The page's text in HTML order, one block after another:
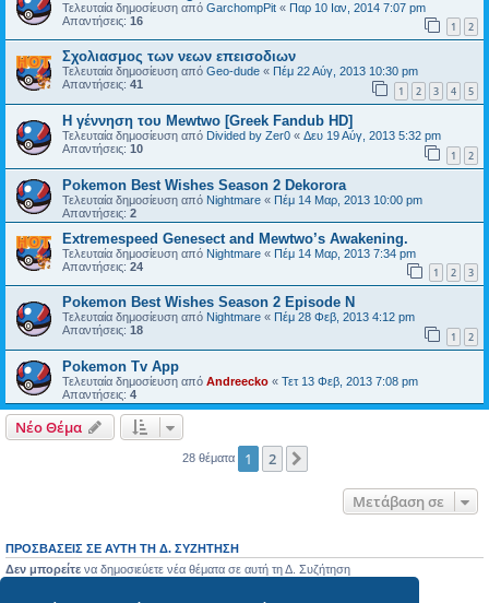
Τελευταία δημοσίευση από GarchompPit « Παρ 10 Ιαν, 2014 7:07 pm
Απαντήσεις: 16 1 2
Σχολιασμος των νεων επεισοδιων
Τελευταία δημοσίευση από Geo-dude « Πέμ 22 Αύγ, 2013 10:30 pm
Απαντήσεις: 41 1 2 3 4 5
Η γέννηση του Mewtwo [Greek Fandub HD]
Τελευταία δημοσίευση από Divided by Zer0 « Δευ 19 Αύγ, 2013 5:32 pm
Απαντήσεις: 10 1 2
Pokemon Best Wishes Season 2 Dekorora
Τελευταία δημοσίευση από Nightmare « Πέμ 14 Μαρ, 2013 10:00 pm
Απαντήσεις: 2
Extremespeed Genesect and Mewtwo’s Awakening.
Τελευταία δημοσίευση από Nightmare « Πέμ 14 Μαρ, 2013 7:34 pm
Απαντήσεις: 24 1 2 3
Pokemon Best Wishes Season 2 Episode N
Τελευταία δημοσίευση από Nightmare « Πέμ 28 Φεβ, 2013 4:12 pm
Απαντήσεις: 18 1 2
Pokemon Tv App
Τελευταία δημοσίευση από Andreecko « Τετ 13 Φεβ, 2013 7:08 pm
Απαντήσεις: 4
Νέο Θέμα
28 θέματα 1 2
Μετάβαση σε
ΠΡΟΣΒΆΣΕΙΣ ΣΕ ΑΥΤΉ ΤΗ Δ. ΣΥΖΉΤΗΣΗ
Δεν μπορείτε να δημοσιεύετε νέα θέματα σε αυτή τη Δ. Συζήτηση
Δεν μπορείτε
να επεξεργάζεστε τις δημοσιεύσεις σας σε αυτή τη Δ. Συζήτηση